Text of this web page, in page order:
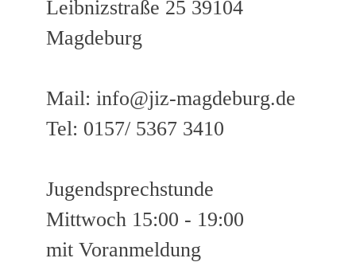
Leibnizstraße 25 39104
Magdeburg
Mail: info@jiz-magdeburg.de
Tel: 0157/ 5367 3410
Jugendsprechstunde
Mittwoch 15:00 - 19:00
mit Voranmeldung